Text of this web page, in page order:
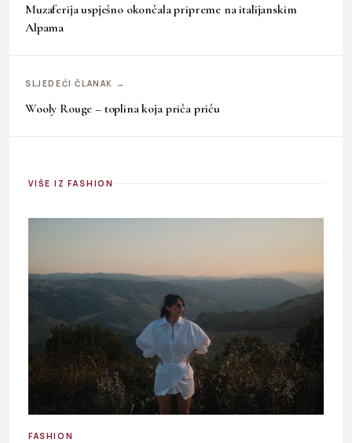
Muzaferija uspješno okončala pripreme na italijanskim
Alpama
SLJEDEĆI ČLANAK →
Wooly Rouge – toplina koja priča priču
VIŠE IZ FASHION
FASHION